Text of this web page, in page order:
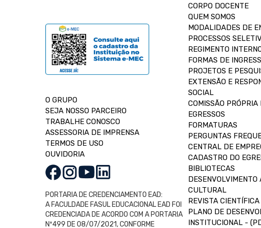
O GRUPO
SEJA NOSSO PARCEIRO
TRABALHE CONOSCO
ASSESSORIA DE IMPRENSA
TERMOS DE USO
OUVIDORIA
PORTARIA DE CREDENCIAMENTO EAD:
A FACULDADE FASUL EDUCACIONAL EAD FOI
CREDENCIADA DE ACORDO COM A PORTARIA
Nº499 DE 08/07/2021, CONFORME
CORPO DOCENTE
QUEM SOMOS
MODALIDADES DE
PROCESSOS
REGIMENTO
FORMAS DE
PROJETOS E
EXTENSÃO E
SOCIAL
COMISSÃO
EGRESSOS
FORMATURAS
PERGUNTAS
CENTRAL DE
CADASTRO DO
BIBLIOTECAS
DESENVOLVIMENTO
CULTURAL
REVISTA
PLANO DE
INSTITUCIONAL -